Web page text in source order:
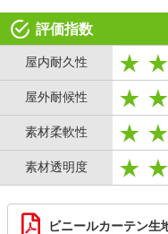
評価指数
屋内耐久性
屋外耐候性
素材柔軟性
素材透明度
ビニールカーテン生